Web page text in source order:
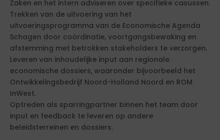
Zaken en het intern adviseren over specifieke casussen.
Trekken van de uitvoering van het
uitvoeringsprogramma van de Economische Agenda
Schagen door coördinatie, voortgangsbewaking en
afstemming met betrokken stakeholders te verzorgen.
Leveren van inhoudelijke input aan regionale
economische dossiers, waaronder bijvoorbeeld het
Ontwikkelingsbedrijf Noord-Holland Noord en ROM
InWest.
Optreden als sparringpartner binnen het team door
input en feedback te leveren op andere
beleidsterreinen en dossiers.